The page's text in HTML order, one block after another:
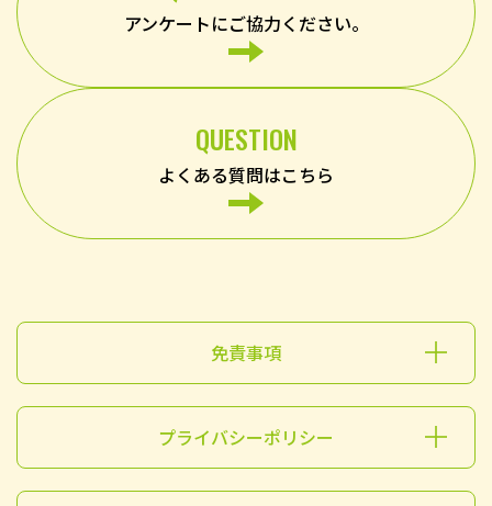
アンケートにご協力ください。
QUESTION
よくある質問はこちら
免責事項
プライバシーポリシー